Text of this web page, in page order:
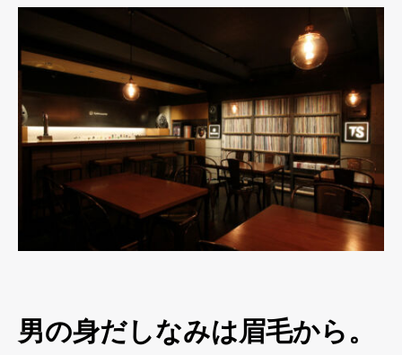
男の身だしなみは眉毛から。